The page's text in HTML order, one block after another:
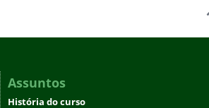
Assuntos
História do curso